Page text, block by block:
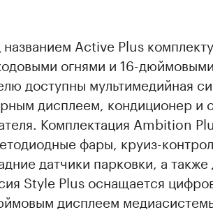
Active Plus
огнями и 16-дюймовыми
доступны мультимедийная
дисплеем, кондиционер и
Комплектация Ambition
фары, круиз-
датчики парковки, а также
Style Plus оснащается
дисплеем